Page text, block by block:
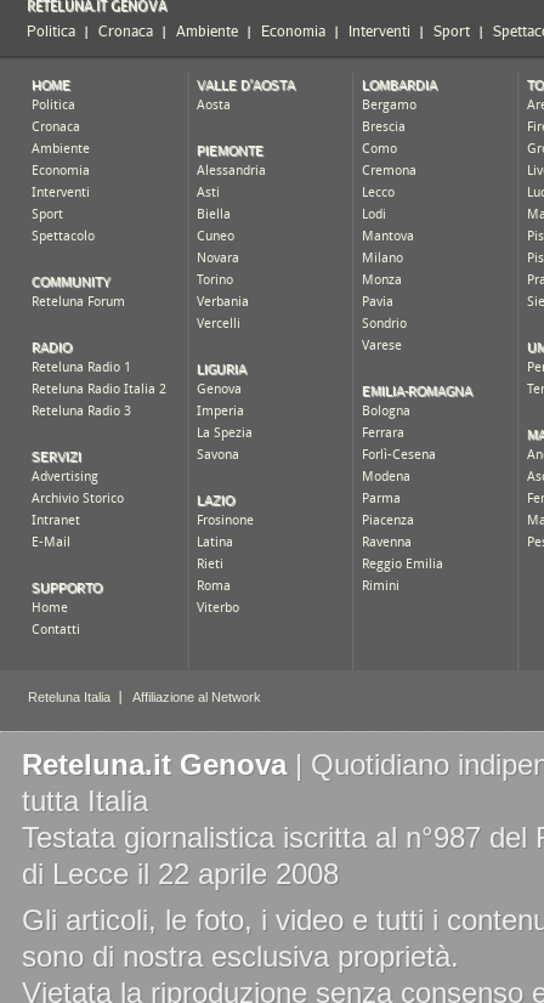
Reteluna.it Genova| Quotidiano
tutta Italia
Testata giornalistica iscritta al n°987
di Lecce il 22 aprile 2008
Gli articoli, le foto, i video e tutti i
sono di nostra esclusiva proprietà.
Vietata la riproduzione senza consenso